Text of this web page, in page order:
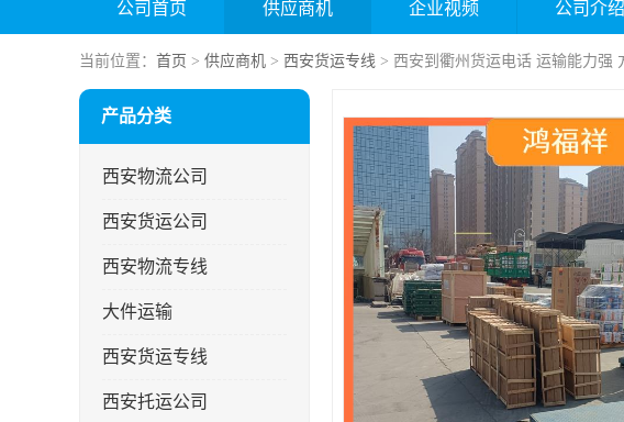
公司首页 供应商机 企业视频 公司介绍
当前位置： 首页 > 供应商机 > 西安货运专线 > 西安到衢州货运电话 运输能力强
产品分类
西安物流公司
西安货运公司
西安物流专线
大件运输
西安货运专线
西安托运公司